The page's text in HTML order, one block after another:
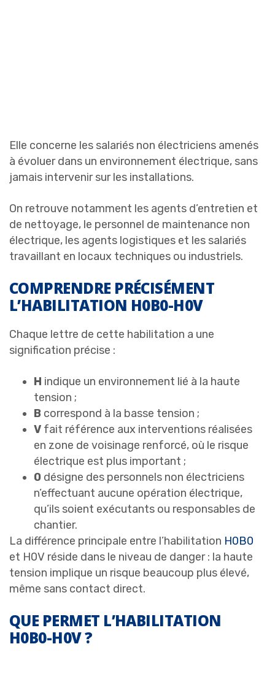
Elle concerne les salariés non électriciens amenés
à évoluer dans un environnement électrique, sans
jamais intervenir sur les installations.
On retrouve notamment les agents d’entretien et
de nettoyage, le personnel de maintenance non
électrique, les agents logistiques et les salariés
travaillant en locaux techniques ou industriels.
COMPRENDRE PRÉCISÉMENT
L’HABILITATION H0B0-H0V
Chaque lettre de cette habilitation a une
signification précise :
H indique un environnement lié à la haute
tension ;
B correspond à la basse tension ;
V fait référence aux interventions réalisées
en zone de voisinage renforcé, où le risque
électrique est plus important ;
0 désigne des personnels non électriciens
n’effectuant aucune opération électrique,
qu’ils soient exécutants ou responsables de
chantier.
La différence principale entre l’habilitation H0B0
et H0V réside dans le niveau de danger : la haute
tension implique un risque beaucoup plus élevé,
même sans contact direct.
QUE PERMET L’HABILITATION
H0B0-H0V ?